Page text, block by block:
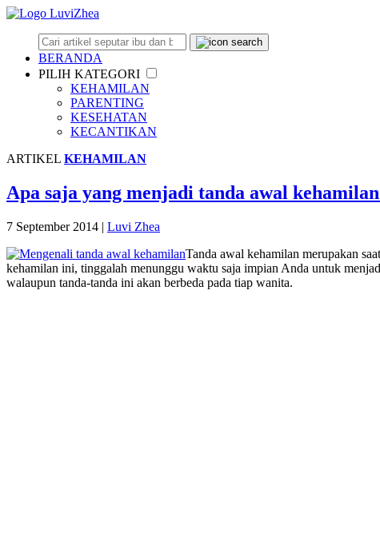
BERANDA
PILIH KATEGORI
KEHAMILAN
PARENTING
KESEHATAN
KECANTIKAN
ARTIKEL KEHAMILAN
Apa saja yang menjadi tanda awal
7 September 2014 | Luvi Zhea
Tanda awal kehamilan merupakan
kehamilan ini, tinggalah menunggu waktu saja impian Anda untuk
walaupun tanda-tanda ini akan berbeda pada tiap wanita.